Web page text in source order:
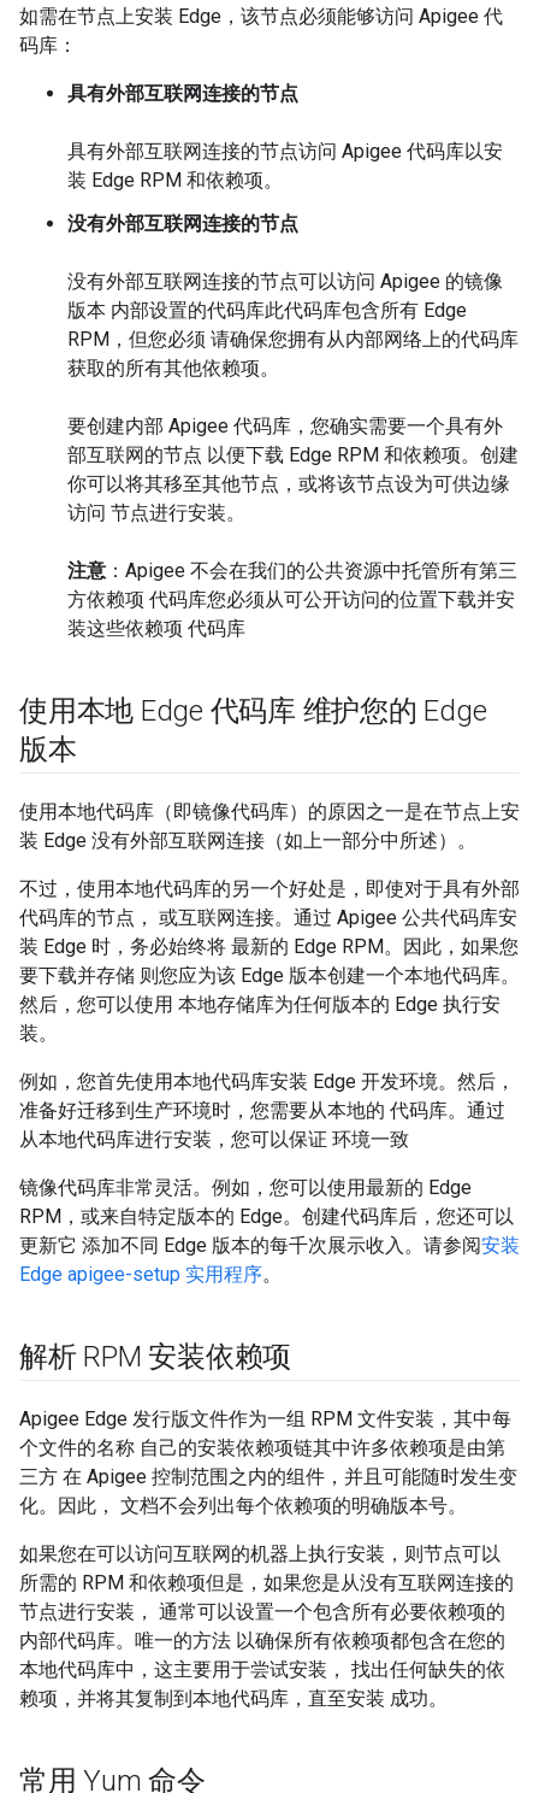
如需在节点上安装 Edge，该节点必须能够访问 Apigee 代
码库：
具有外部互联网连接的节点
具有外部互联网连接的节点访问 Apigee 代码库以安
装 Edge RPM 和依赖项。
没有外部互联网连接的节点
没有外部互联网连接的节点可以访问 Apigee 的镜像
版本 内部设置的代码库此代码库包含所有 Edge
RPM，但您必须 请确保您拥有从内部网络上的代码库
获取的所有其他依赖项。
要创建内部 Apigee 代码库，您确实需要一个具有外
部互联网的节点 以便下载 Edge RPM 和依赖项。创建
你可以将其移至其他节点，或将该节点设为可供边缘
访问 节点进行安装。
注意 ：Apigee 不会在我们的公共资源中托管所有第三
方依赖项 代码库您必须从可公开访问的位置下载并安
装这些依赖项 代码库
使用本地 Edge 代码库 维护您的 Edge
版本
使用本地代码库（即镜像代码库）的原因之一是在节点上安
装 Edge 没有外部互联网连接（如上一部分中所述）。
不过，使用本地代码库的另一个好处是，即使对于具有外部
代码库的节点， 或互联网连接。通过 Apigee 公共代码库安
装 Edge 时，务必始终将 最新的 Edge RPM。因此，如果您
要下载并存储 则您应为该 Edge 版本创建一个本地代码库。
然后，您可以使用 本地存储库为任何版本的 Edge 执行安
装。
例如，您首先使用本地代码库安装 Edge 开发环境。然后，
准备好迁移到生产环境时，您需要从本地的 代码库。通过
从本地代码库进行安装，您可以保证 环境一致
镜像代码库非常灵活。例如，您可以使用最新的 Edge
RPM，或来自特定版本的 Edge。创建代码库后，您还可以
更新它 添加不同 Edge 版本的每千次展示收入。请参阅安装
Edge apigee-setup 实用程序。
解析 RPM 安装依赖项
Apigee Edge 发行版文件作为一组 RPM 文件安装，其中每
个文件的名称 自己的安装依赖项链其中许多依赖项是由第
三方 在 Apigee 控制范围之内的组件，并且可能随时发生变
化。因此， 文档不会列出每个依赖项的明确版本号。
如果您在可以访问互联网的机器上执行安装，则节点可以
所需的 RPM 和依赖项但是，如果您是从没有互联网连接的
节点进行安装， 通常可以设置一个包含所有必要依赖项的
内部代码库。唯一的方法 以确保所有依赖项都包含在您的
本地代码库中，这主要用于尝试安装， 找出任何缺失的依
赖项，并将其复制到本地代码库，直至安装 成功。
常用 Yum 命令